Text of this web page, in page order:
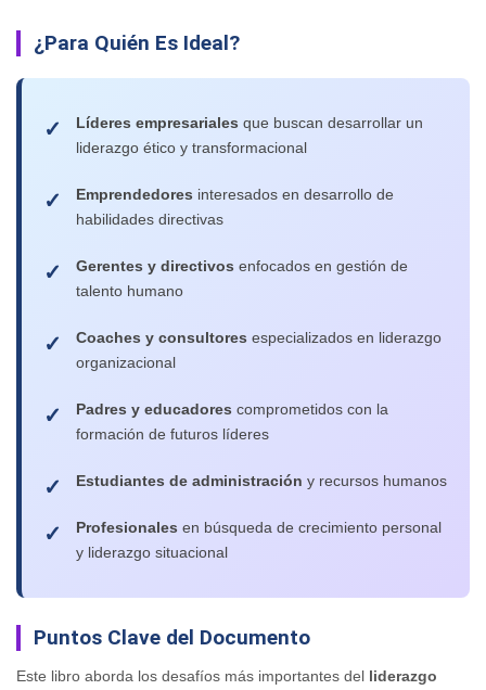
¿Para Quién Es Ideal?
Líderes empresariales que buscan desarrollar un
liderazgo ético y transformacional
Emprendedores interesados en desarrollo de
habilidades directivas
Gerentes y directivos enfocados en gestión de
talento humano
Coaches y consultores especializados en liderazgo
organizacional
Padres y educadores comprometidos con la
formación de futuros líderes
Estudiantes de administración y recursos humanos
Profesionales en búsqueda de crecimiento personal
y liderazgo situacional
Puntos Clave del Documento
Este libro aborda los desafíos más importantes del liderazgo